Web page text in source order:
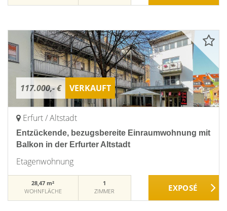
117.000,- € VERKAUFT
Erfurt / Altstadt
Entzückende, bezugsbereite Einraumwohnung mit
Balkon in der Erfurter Altstadt
Etagenwohnung
28,47 m²
WOHNFLÄCHE
1
ZIMMER